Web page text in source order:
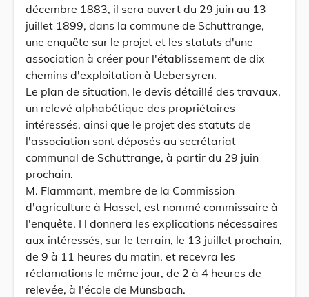
décembre 1883, il sera ouvert du 29 juin au 13
juillet 1899, dans la commune de Schuttrange,
une enquête sur le projet et les statuts d'une
association à créer pour l'établissement de dix
chemins d'exploitation à Uebersyren.
Le plan de situation, le devis détaillé des travaux,
un relevé alphabétique des propriétaires
intéressés, ainsi que le projet des statuts de
l'association sont déposés au secrétariat
communal de Schuttrange, à partir du 29 juin
prochain.
M. Flammant, membre de la Commission
d'agriculture à Hassel, est nommé commissaire à
l'enquête. I l donnera les explications nécessaires
aux intéressés, sur le terrain, le 13 juillet prochain,
de 9 à 11 heures du matin, et recevra les
réclamations le même jour, de 2 à 4 heures de
relevée, à l'école de Munsbach.